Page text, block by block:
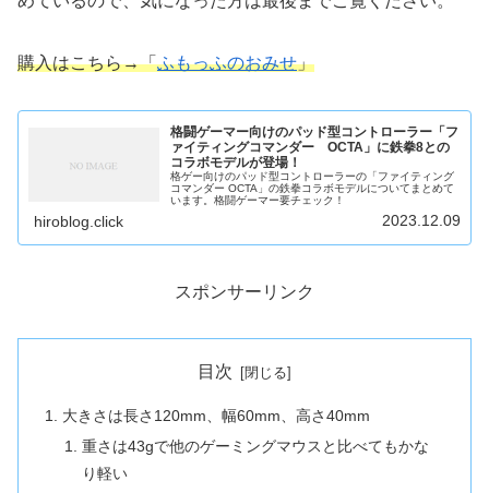
購入はこちら→「ふもっふのおみせ」
格闘ゲーマー向けのパッド型コントローラー「フ
ァイティングコマンダー OCTA」に鉄拳8との
コラボモデルが登場！
格ゲー向けのパッド型コントローラーの「ファイティング
コマンダー OCTA」の鉄拳コラボモデルについてまとめて
います。格闘ゲーマー要チェック！
hiroblog.click 2023.12.09
スポンサーリンク
目次
大きさは長さ120mm、幅60mm、高さ40mm
重さは43gで他のゲーミングマウスと比べてもかな
り軽い